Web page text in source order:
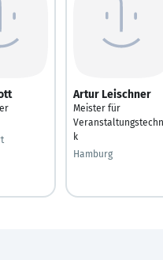
Artur Leischner
Meister für
k
Hamburg